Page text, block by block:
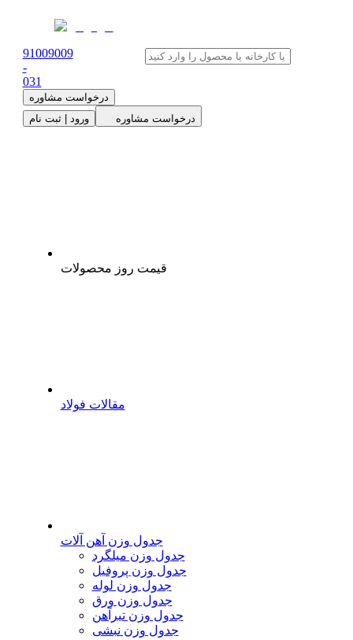
91009009
-
031
درخواست مشاوره
ورود | ثبت نام
درخواست مشاوره
قیمت روز محصولات
مقالات فولاد
جدول وزن آهن آلات
جدول وزن میلگرد
جدول وزن پروفیل
جدول وزن لوله
جدول وزن ورق
جدول وزن تیرآهن
جدول وزن نبشی